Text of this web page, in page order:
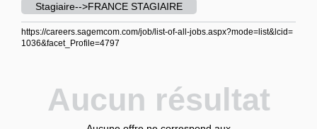
Stagiaire-->FRANCE STAGIAIRE
https://careers.sagemcom.com/job/list-of-all-jobs.aspx?mode=list&lcid=
1036&facet_Profile=4797
Aucun résultat